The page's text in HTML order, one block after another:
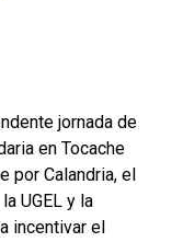
jornada de
en Tocache
por Calandria, el
UGEL y la
incentivar el